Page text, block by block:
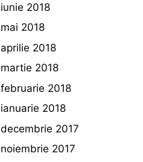
iunie 2018
mai 2018
aprilie 2018
martie 2018
februarie 2018
ianuarie 2018
decembrie 2017
noiembrie 2017